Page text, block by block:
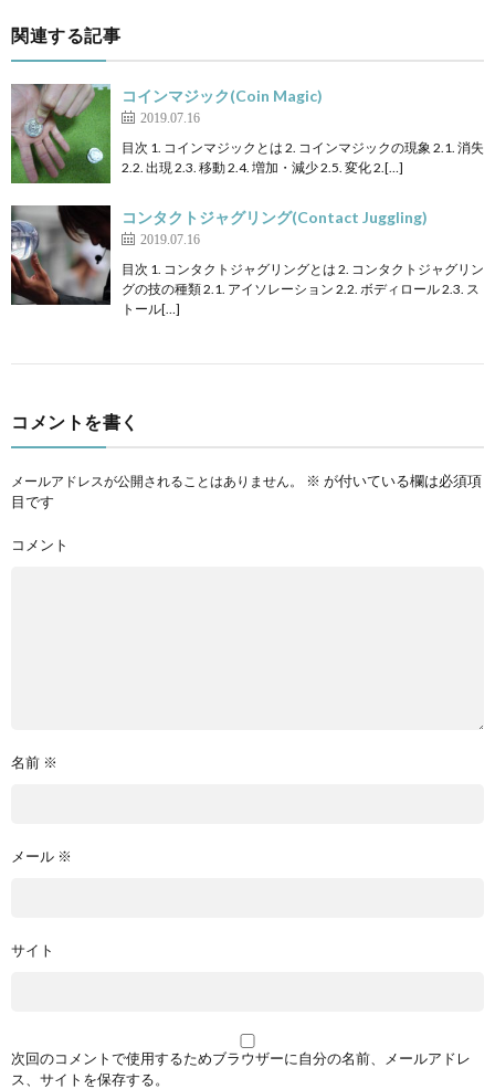
関連する記事
コインマジック(Coin Magic)
2019.07.16
目次 1. コインマジックとは 2. コインマジックの現象 2.1. 消失
2.2. 出現 2.3. 移動 2.4. 増加・減少 2.5. 変化 2.[…]
コンタクトジャグリング(Contact Juggling)
2019.07.16
目次 1. コンタクトジャグリングとは 2. コンタクトジャグリン
グの技の種類 2.1. アイソレーション 2.2. ボディロール 2.3. ス
トール[…]
コメントを書く
メールアドレスが公開されることはありません。 ※ が付いている欄は必須項
目です
コメント
名前 ※
メール ※
サイト
次回のコメントで使用するためブラウザーに自分の名前、メールアドレ
ス、サイトを保存する。